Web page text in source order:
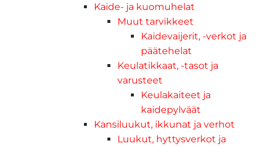
Kaide- ja kuomuhelat
Muut tarvikkeet
Kaidevaijerit, -verkot ja
päätehelat
Keulatikkaat, -tasot ja
varusteet
Keulakaiteet ja
kaidepylväät
Kansiluukut, ikkunat ja verhot
Luukut, hyttysverkot ja